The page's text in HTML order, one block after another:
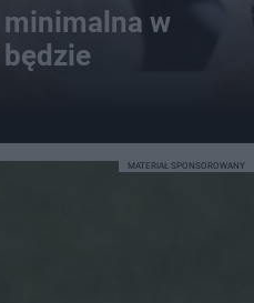
w
MATERIAŁ SPONSOROWANY